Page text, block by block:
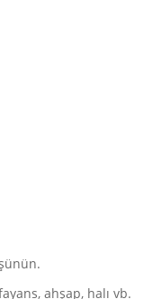
ahşap, halı vb.